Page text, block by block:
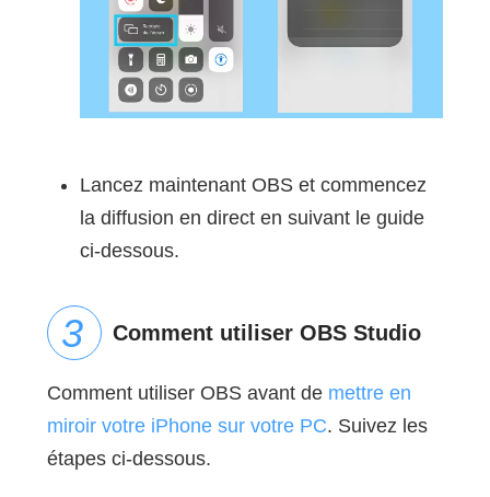
Lancez maintenant OBS et commencez
la diffusion en direct en suivant le guide
ci-dessous.
Comment utiliser OBS Studio
Comment utiliser OBS avant de mettre en
miroir votre iPhone sur votre PC. Suivez les
étapes ci-dessous.